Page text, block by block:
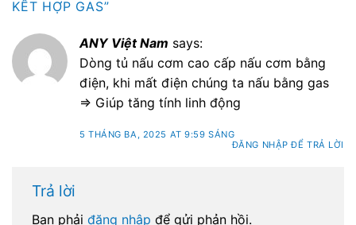
KẾT HỢP GAS”
ANY Việt Nam says:
Dòng tủ nấu cơm cao cấp nấu cơm bằng
điện, khi mất điện chúng ta nấu bằng gas
=> Giúp tăng tính linh động
5 THÁNG BA, 2025 AT 9:59 SÁNG
ĐĂNG NHẬP ĐỂ TRẢ LỜI
Trả lời
Bạn phải đăng nhập để gửi phản hồi.